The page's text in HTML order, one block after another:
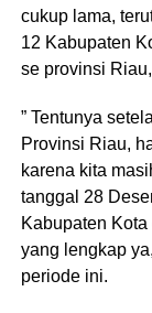
cukup lama,
12 Kabupaten
se provinsi
” Tentunya
Provinsi Riau,
karena kita
tanggal 28
Kabupaten
yang lengkap
periode ini.